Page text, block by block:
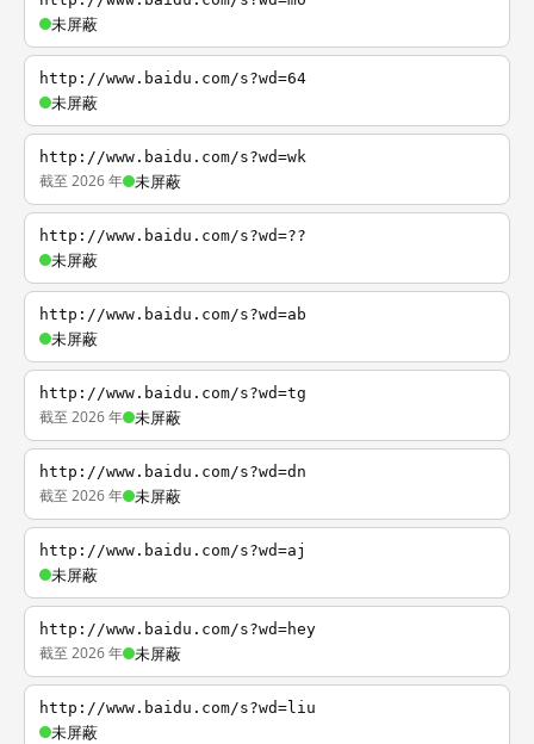
未屏蔽
http://www.baidu.com/s?wd=64
未屏蔽
http://www.baidu.com/s?wd=wk
截至 2026 年 未屏蔽
http://www.baidu.com/s?wd=??
未屏蔽
http://www.baidu.com/s?wd=ab
未屏蔽
http://www.baidu.com/s?wd=tg
截至 2026 年 未屏蔽
http://www.baidu.com/s?wd=dn
截至 2026 年 未屏蔽
http://www.baidu.com/s?wd=aj
未屏蔽
http://www.baidu.com/s?wd=hey
截至 2026 年 未屏蔽
http://www.baidu.com/s?wd=liu
未屏蔽